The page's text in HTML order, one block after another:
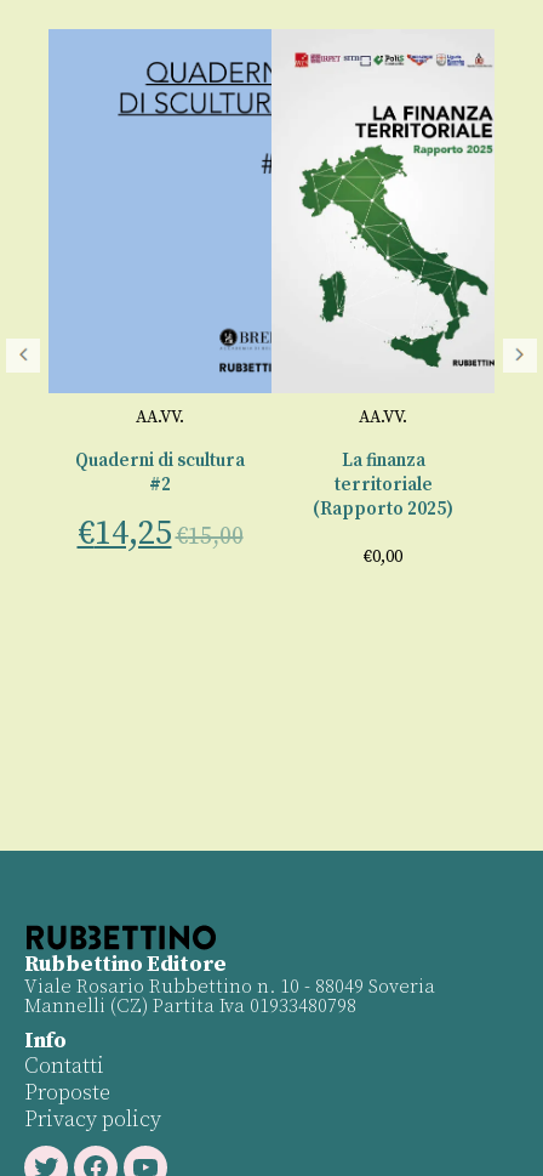
AA.VV.
Quaderni di scultura
#2
€14,25€15,00
AA.VV.
La finanza
territoriale
(Rapporto 2025)
€0,00
Rubbettino Editore
Viale Rosario Rubbettino n. 10 - 88049 Soveria
Mannelli (CZ) Partita Iva 01933480798
Info
Contatti
Proposte
Privacy policy